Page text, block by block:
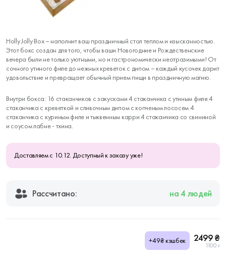
Holly Jolly Box – наполнит ваш праздничный стол теплом и изысканностью.
Этот бокс создан для того, чтобы ваши Новогодние и Рождественские
вечера были не только уютными, но и гастрономически неотразимыми! От
сочного утиного филе до нежных креветок с дипом – каждый кусочек дарит
удовольствие и превращает обычный прием пищи в праздничную магию.
Внутри бокса: 16 стаканчиков с закусками 4 стаканчика с утиным филе 4
стаканчика с креветкой и сливочным дипом с копченым лососем 4
стаканчика с куриным филе и тыквенным карри 4 стаканчика со свининой
и соусом лабне - тхина.
Доставляем с 10.12. Доступный к заказу уже!
Рассчитано: на 4 людей
+49₴ кэшбек 2499 ₴
1100 г